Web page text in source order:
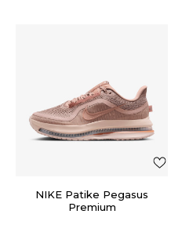
NIKE Patike Pegasus
Premium